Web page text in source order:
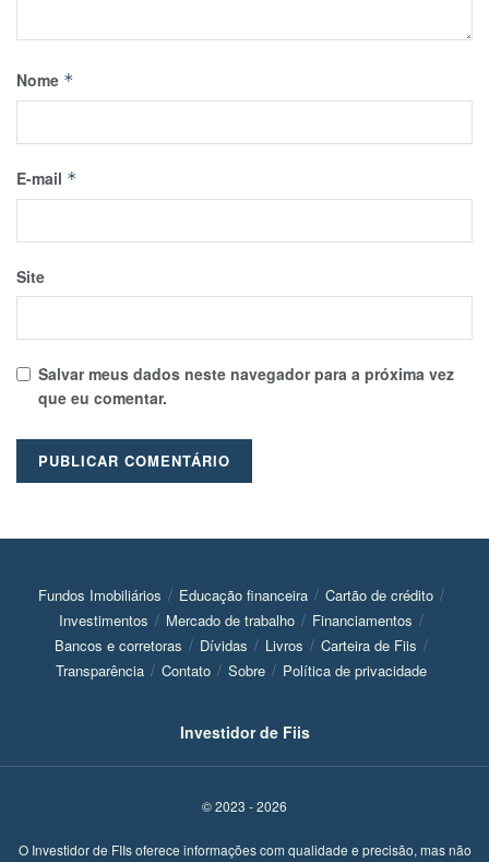
Nome *
E-mail *
Site
Salvar meus dados neste navegador para a próxima vez
que eu comentar.
Fundos Imobiliários Educação financeira
Cartão de crédito
Investimentos
Mercado de trabalho
Financiamentos
Bancos e corretoras
Dívidas Livros
Carteira de Fiis
Transparência
Contato Sobre Política de privacidade
Investidor de Fiis
© 2023 - 2026
O Investidor de FIIs oferece informações com qualidade e precisão, mas não